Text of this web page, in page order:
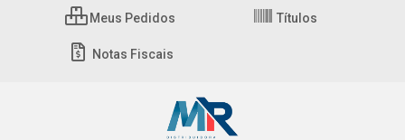
Meus Pedidos Títulos
Notas Fiscais